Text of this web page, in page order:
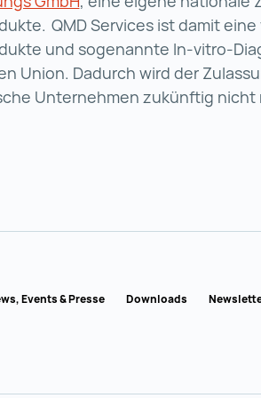
QMD Services ist damit
und sogenannte In-vitro-
Union. Dadurch wird der
Unternehmen zukünftig nicht
Events & Presse Downloads